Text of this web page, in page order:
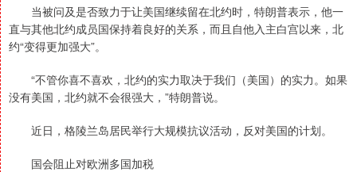
当被问及是否致力于让美国继续留在北约时，特朗普表示，他一
直与其他北约成员国保持着良好的关系，而且自他入主白宫以来，北
约“变得更加强大”。
“不管你喜不喜欢，北约的实力取决于我们（美国）的实力。如果
没有美国，北约就不会很强大，”特朗普说。
近日，格陵兰岛居民举行大规模抗议活动，反对美国的计划。
国会阻止对欧洲多国加税